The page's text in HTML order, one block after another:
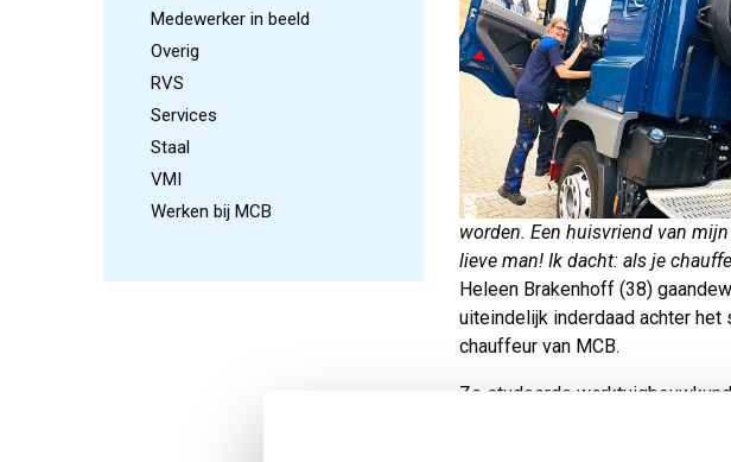
Medewerker in beeld
Overig
RVS
Services
Staal
VMI
Werken bij MCB
worden. Een huisvriend van
lieve man! Ik dacht: als je
Heleen Brakenhoff (38)
uiteindelijk inderdaad achter
chauffeur van MCB.
Ze studeerde